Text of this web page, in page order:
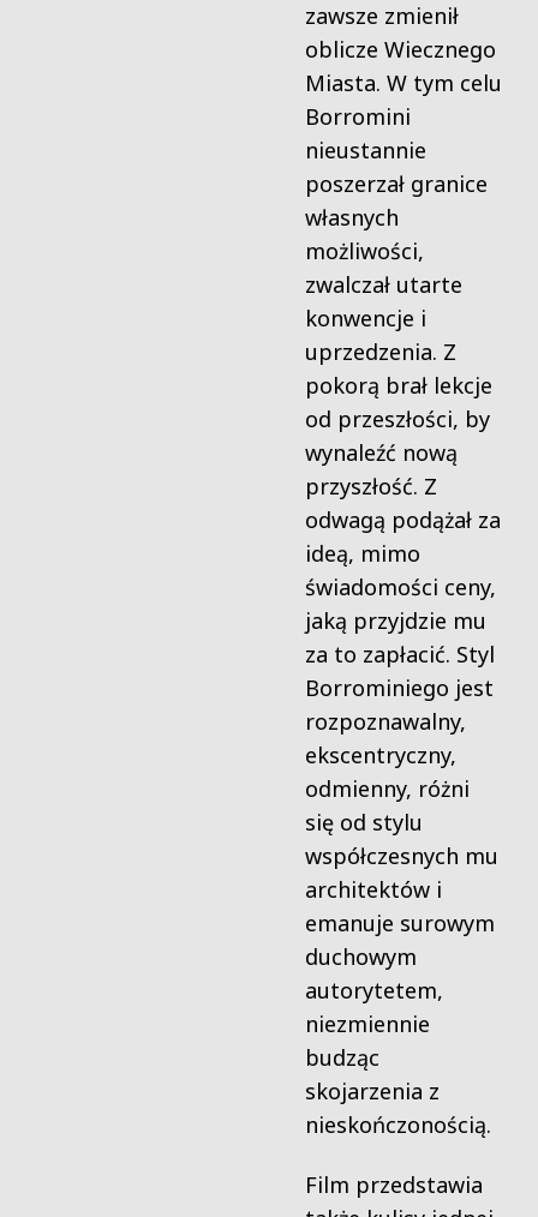
zawsze zmienił
oblicze Wiecznego
Miasta. W tym celu
Borromini
nieustannie
poszerzał granice
własnych
możliwości,
zwalczał utarte
konwencje i
uprzedzenia. Z
pokorą brał lekcje
od przeszłości, by
wynaleźć nową
przyszłość. Z
odwagą podążał za
ideą, mimo
świadomości ceny,
jaką przyjdzie mu
za to zapłacić. Styl
Borrominiego jest
rozpoznawalny,
ekscentryczny,
odmienny, różni
się od stylu
współczesnych mu
architektów i
emanuje surowym
duchowym
autorytetem,
niezmiennie
budząc
skojarzenia z
nieskończonością.
Film przedstawia